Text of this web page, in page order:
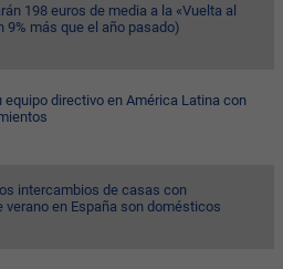
198 euros de media a la «Vuelta al
9% más que el año pasado)
equipo directivo en América Latina con
intercambios de casas con
verano en España son domésticos